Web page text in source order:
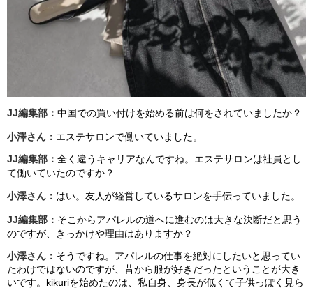
JJ編集部 ： 中国での買い付けを始める前は何をされていましたか？
小澤さん： エステサロンで働いていました。
JJ編集部 ： 全 く 違うキャリアなんですね。エステサロンは社員とし
て働いていたのですか？
小澤さん： はい。 友人が経営しているサロンを手伝っていました。
JJ編集部 ： そこからアパレルの道へに進むのは大きな決断だと思う
のですが、きっかけや理由はありますか？
小澤さん： そうですね。 アパレルの仕事を絶対に したいと 思ってい
たわけではないのですが、 昔から服が好きだったということが大き
いです。kikuriを始めたのは、私自身、 身長が低くて子供っぽく見ら